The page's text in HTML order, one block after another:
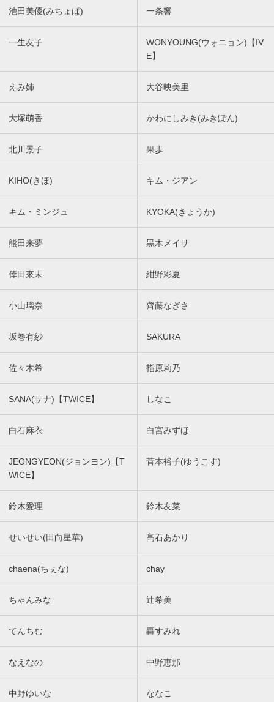
池田美優(みちょぱ) 一条響
一生友子
WONYOUNG(ウォニョン)【IV
E】
えみ姉 大谷映美里
大塚萌香 かわにしみき(みきぽん)
北川景子 果歩
KIHO(きほ) キム・ジアン
キム・ミンジュ KYOKA(きょうか)
熊田来夢 黒木メイサ
倖田來未 紺野彩夏
小山璃奈 齊藤なぎさ
坂巻有紗 SAKURA
佐々木希 指原莉乃
SANA(サナ)【TWICE】 しなこ
白石麻衣 白宮みずほ
JEONGYEON(ジョンヨン)【T
WICE】
菅本裕子(ゆうこす)
鈴木愛理 鈴木友菜
せいせい(田向星華) 髙石あかり
chaena(ちぇな) chay
ちゃんみな 辻希美
てんちむ 轟すみれ
なえなの 中野恵那
中野ゆいな ななこ